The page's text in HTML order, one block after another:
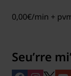
0,00€/min +
Seuʹrre